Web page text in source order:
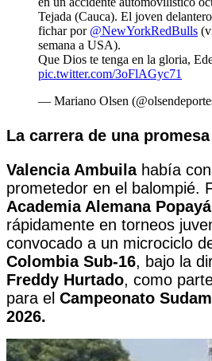
Tejada (Cauca). El joven
fichar por @NewYorkRedBulls
semana a USA).
Que Dios te tenga en la gloria,
pic.twitter.com/3oFlAGyc71
— Mariano Olsen
La carrera de una promesa
Valencia Ambuilahabía
prometedor en el balompié.
Academia Alemana
rápidamente en torneos
convocado a un microciclo
Colombia Sub-16, bajo la
Freddy Hurtado, como
para el Campeonato
2026.